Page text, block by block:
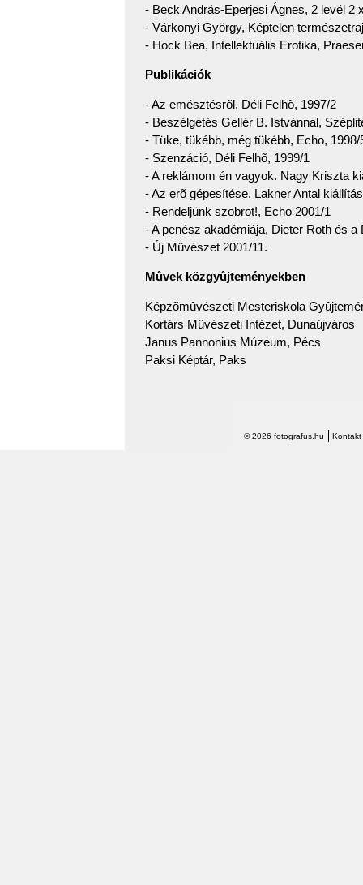
- Beck András-Eperjesi Ágnes, 2 levél 2
- Várkonyi György, Képtelen
- Hock Bea, Intellektuális Erotika,
Publikációk
- Az emésztésrõl, Déli Felhõ, 1997/2
- Beszélgetés Gellér B. Istvánnal,
- Tüke, tükébb, még tükébb, Echo, 1998/
- Szenzáció, Déli Felhõ, 1999/1
- A reklámom én vagyok. Nagy Kriszta
- Az erõ gépesítése. Lakner Antal
- Rendeljünk szobrot!, Echo 2001/1
- A penész akadémiája, Dieter Roth és a
- Új Mûvészet 2001/11.
Mûvek közgyûjteményekben
Képzõmûvészeti Mesteriskola
Kortárs Mûvészeti Intézet, Dunaújváros
Janus Pannonius Múzeum, Pécs
Paksi Képtár, Paks
© 2026 fotografus.hu Kontakt